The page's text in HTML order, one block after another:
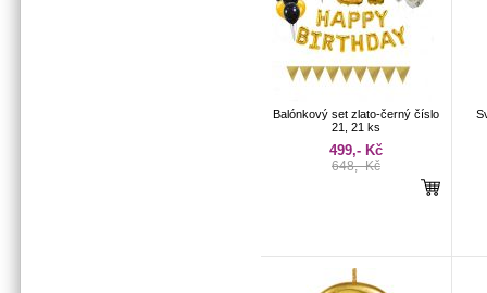
Balónkový set zlato-černý číslo
21, 21 ks
499,- Kč
648,- Kč